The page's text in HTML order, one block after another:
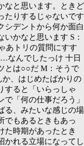
なと思います。ときど
たりするじゃないです
シデントから何か面白
いかなと思います S：
あトリの質問にすす
…なんでしたっけ 十日
とは○○だ M： そうで
か、はじめたばかりの
すると「いらっしゃ
「何の仕事だろう」
る、みたいな感じの場
でもあるときもあっ
た時期があったとき
かれる立場になってし